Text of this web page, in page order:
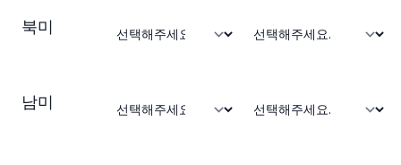
북미
남미